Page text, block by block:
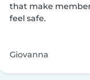
that make
feel safe.
Giovanna